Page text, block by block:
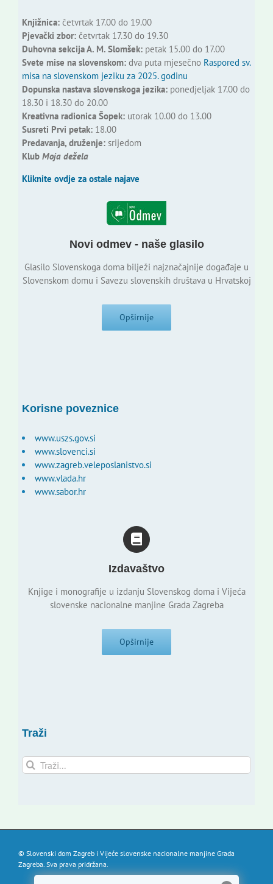
Knjižnica:četvrtak 17.00 do 19.00
Pjevački zbor:četvrtak 17.30 do 19.30
Duhovna sekcija A. M. Slomšek:petak 15.00 do 17.00
Svete mise na slovenskom:dva puta mjesečno Raspored sv.
misa na slovenskom jeziku za 2025. godinu
Dopunska nastava slovenskoga jezika:ponedjeljak 17.00 do
18.30 i 18.30 do 20.00
Kreativna radionica Šopek:utorak 10.00 do 13.00
Susreti Prvi petak:18.00
Predavanja, druženje:srijedom
Klub Moja dežela
Kliknite ovdje za ostale najave
Novi odmev - naše glasilo
Glasilo Slovenskoga doma bilježi najznačajnije događaje u
Slovenskom domu i Savezu slovenskih društava u Hrvatskoj
Opširnije
Korisne poveznice
www.uszs.gov.si
www.slovenci.si
www.zagreb.veleposlanistvo.si
www.vlada.hr
www.sabor.hr
Izdavaštvo
Knjige i monografije u izdanju Slovenskog doma i Vijeća
slovenske nacionalne manjine Grada Zagreba
Opširnije
Traži
Traži...
© Slovenski dom Zagreb i Vijeće slovenske nacionalne manjine Grada
Zagreba. Sva prava pridržana.